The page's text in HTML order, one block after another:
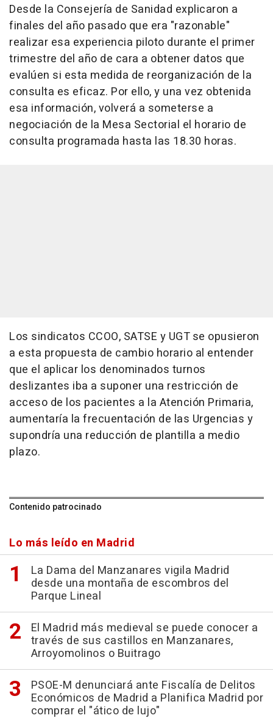
Desde la Consejería de Sanidad explicaron a
finales del año pasado que era "razonable"
realizar esa experiencia piloto durante el primer
trimestre del año de cara a obtener datos que
evalúen si esta medida de reorganización de la
consulta es eficaz. Por ello, y una vez obtenida
esa información, volverá a someterse a
negociación de la Mesa Sectorial el horario de
consulta programada hasta las 18.30 horas.
Los sindicatos CCOO, SATSE y UGT se opusieron
a esta propuesta de cambio horario al entender
que el aplicar los denominados turnos
deslizantes iba a suponer una restricción de
acceso de los pacientes a la Atención Primaria,
aumentaría la frecuentación de las Urgencias y
supondría una reducción de plantilla a medio
plazo.
Contenido patrocinado
Lo más leído en Madrid
La Dama del Manzanares vigila Madrid
desde una montaña de escombros del
Parque Lineal
El Madrid más medieval se puede conocer a
través de sus castillos en Manzanares,
Arroyomolinos o Buitrago
PSOE-M denunciará ante Fiscalía de Delitos
Económicos de Madrid a Planifica Madrid por
comprar el "ático de lujo"